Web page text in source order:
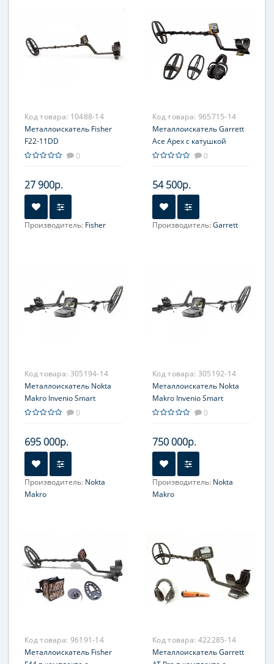
Код товара: 10488-14
Металлоискатель Fisher
F22-11DD
0
27 900р.
Производитель: Fisher
Код товара: 965715-14
Металлоискатель Garrett
Ace Apex с катушкой
6x11''и наушниками MS-3
0
54 500р.
Производитель:Garrett
Код товара: 305194-14
Металлоискатель Nokta
Makro Invenio Smart
Detector
0
695 000р.
Производитель: Nokta
Makro
Код товара: 305192-14
Металлоискатель Nokta
Makro Invenio Smart
Detector PRO Package
0
750 000р.
Производитель: Nokta
Makro
Код товара: 96191-14
Металлоискатель Fisher
Код товара: 422285-14
Металлоискатель Garrett